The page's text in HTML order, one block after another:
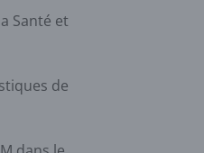
Santé et
de